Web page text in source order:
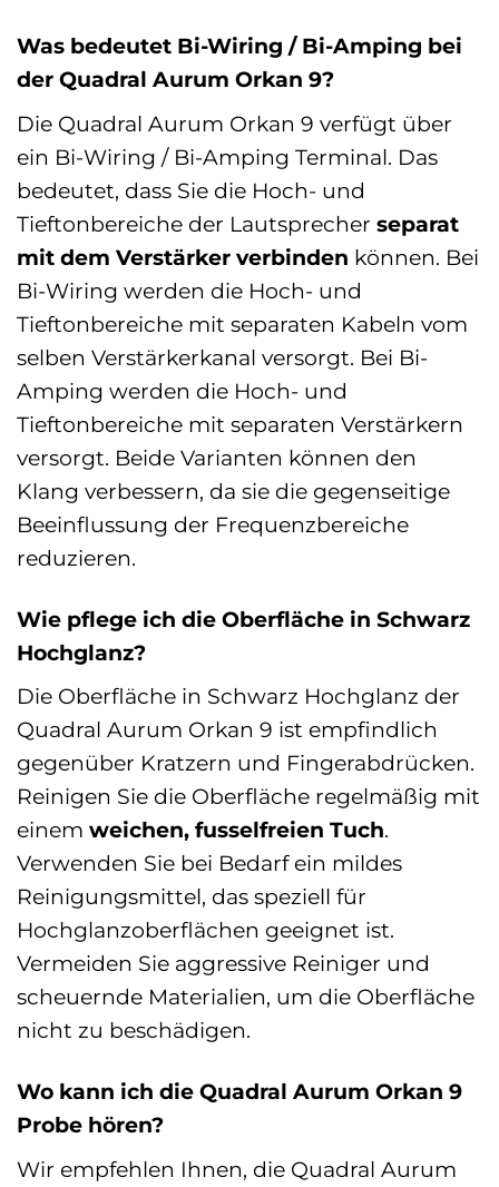
Was bedeutet Bi-Wiring / Bi-Amping bei
der Quadral Aurum Orkan 9?
Die Quadral Aurum Orkan 9 verfügt über
ein Bi-Wiring / Bi-Amping Terminal. Das
bedeutet, dass Sie die Hoch- und
Tieftonbereiche der Lautsprecher separat
mit dem Verstärker verbinden können. Bei
Bi-Wiring werden die Hoch- und
Tieftonbereiche mit separaten Kabeln vom
selben Verstärkerkanal versorgt. Bei Bi-
Amping werden die Hoch- und
Tieftonbereiche mit separaten Verstärkern
versorgt. Beide Varianten können den
Klang verbessern, da sie die gegenseitige
Beeinflussung der Frequenzbereiche
reduzieren.
Wie pflege ich die Oberfläche in Schwarz
Hochglanz?
Die Oberfläche in Schwarz Hochglanz der
Quadral Aurum Orkan 9 ist empfindlich
gegenüber Kratzern und Fingerabdrücken.
Reinigen Sie die Oberfläche regelmäßig mit
einem weichen, fusselfreien Tuch.
Verwenden Sie bei Bedarf ein mildes
Reinigungsmittel, das speziell für
Hochglanzoberflächen geeignet ist.
Vermeiden Sie aggressive Reiniger und
scheuernde Materialien, um die Oberfläche
nicht zu beschädigen.
Wo kann ich die Quadral Aurum Orkan 9
Probe hören?
Wir empfehlen Ihnen, die Quadral Aurum